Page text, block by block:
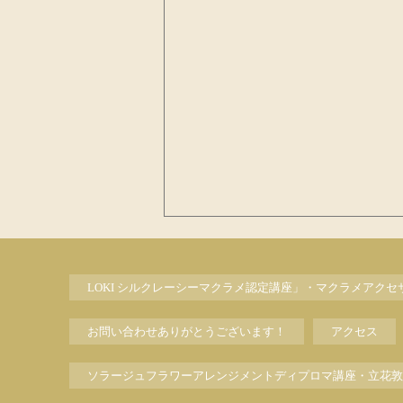
LOKI シルクレーシーマクラメ認定講座」・マクラメアクセ
お問い合わせありがとうございます！ アクセス
ソラージュフラワーアレンジメントディプロマ講座・立花